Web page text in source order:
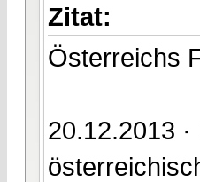
Zitat:
Österreichs
20.12.2013